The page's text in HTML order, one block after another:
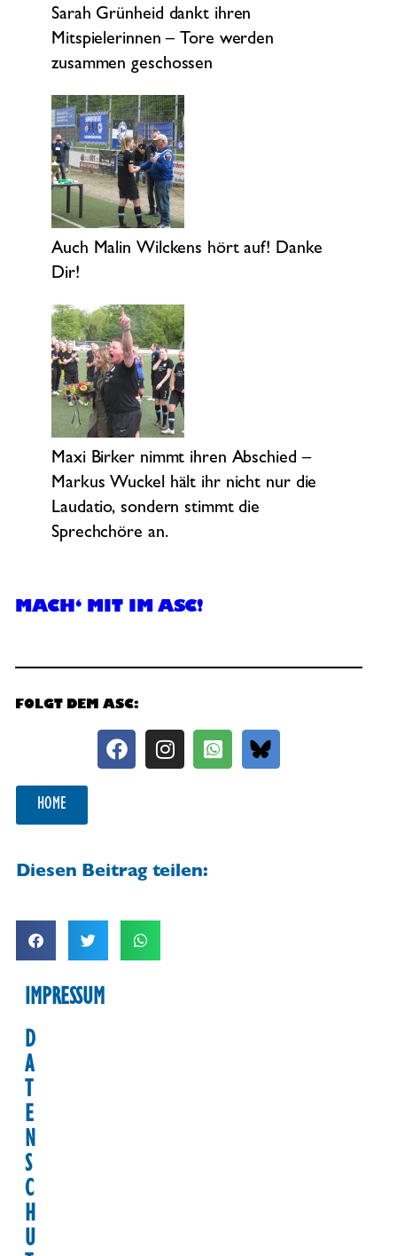
Sarah Grünheid dankt ihren
Mitspielerinnen – Tore werden
zusammen geschossen
Auch Malin Wilckens hört auf! Danke
Dir!
Maxi Birker nimmt ihren Abschied –
Markus Wuckel hält ihr nicht nur die
Laudatio, sondern stimmt die
Sprechchöre an.
MACH‘ MIT IM ASC!
FOLGT DEM ASC:
HOME
Diesen Beitrag teilen:
IMPRESSUM
D
A
T
E
N
S
C
H
U